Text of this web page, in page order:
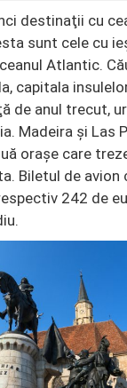
destinaţii cu
sunt cele cu
Atlantic.
capitala
de anul trecut,
Madeira şi Las
oraşe care
Biletul de avion
242 de